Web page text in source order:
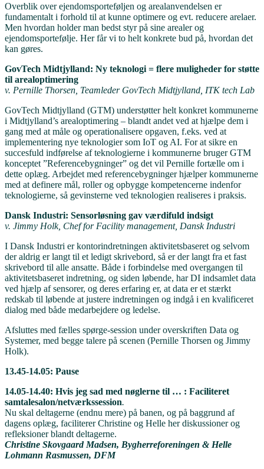
Overblik over ejendomsporteføljen og arealanvendelsen er
fundamentalt i forhold til at kunne optimere og evt. reducere arelaer.
Men hvordan holder man bedst styr på sine arealer og
ejendomsportefølje. Her får vi to helt konkrete bud på, hvordan det
kan gøres.
GovTech Midtjylland: Ny teknologi = flere muligheder for støtte
til arealoptimering
v. Pernille Thorsen, Teamleder GovTech Midtjylland, ITK tech Lab
GovTech Midtjylland (GTM) understøtter helt konkret kommunerne
i Midtjylland’s arealoptimering – blandt andet ved at hjælpe dem i
gang med at måle og operationalisere opgaven, f.eks. ved at
implementering nye teknologier som IoT og AI. For at sikre en
succesfuld indførelse af teknologierne i kommunerne bruger GTM
konceptet ”Referencebygninger” og det vil Pernille fortælle om i
dette oplæg. Arbejdet med referencebygninger hjælper kommunerne
med at definere mål, roller og opbygge kompetencerne indenfor
teknologierne, så gevinsterne ved teknologien realiseres i praksis.
Dansk Industri: Sensorløsning gav værdifuld indsigt
v. Jimmy Holk, Chef for Facility management, Dansk Industri
I Dansk Industri er kontorindretningen aktivitetsbaseret og selvom
der aldrig er langt til et ledigt skrivebord, så er der langt fra et fast
skrivebord til alle ansatte. Både i forbindelse med overgangen til
aktivitetsbaseret indretning, og siden løbende, har DI indsamlet data
ved hjælp af sensorer, og deres erfaring er, at data er et stærkt
redskab til løbende at justere indretningen og indgå i en kvalificeret
dialog med både medarbejdere og ledelse.
Afsluttes med fælles spørge-session under overskriften Data og
Systemer, med begge talere på scenen (Pernille Thorsen og Jimmy
Holk).
13.45-14.05: Pause
14.05-14.40: Hvis jeg sad med nøglerne til … : Faciliteret
samtalesalon/netværkssession.
Nu skal deltagerne (endnu mere) på banen, og på baggrund af
dagens oplæg, faciliterer Christine og Helle her diskussioner og
refleksioner blandt deltagerne.
Christine Skovgaard Madsen, Bygherreforeningen & Helle
Lohmann Rasmussen, DFM